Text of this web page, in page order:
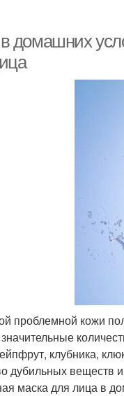
домашних
проблемной кожи
клубника,
дубильных веществ
маска для лица в